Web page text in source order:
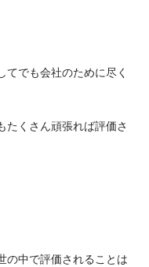
でも会社のために尽く
たくさん頑張れば評価さ
の中で評価されることは